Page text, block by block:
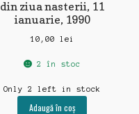
din ziua nasterii, 11
ianuarie, 1990
10,00 lei
2 în stoc
Only 2 left in stock
Adaugă în coș